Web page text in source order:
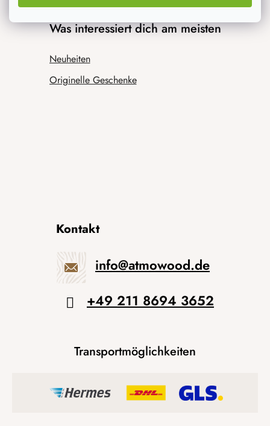
Was interessiert dich am meisten
Neuheiten
Originelle Geschenke
Kontakt
info@atmowood.de
+49 211 8694 3652
Transportmöglichkeiten